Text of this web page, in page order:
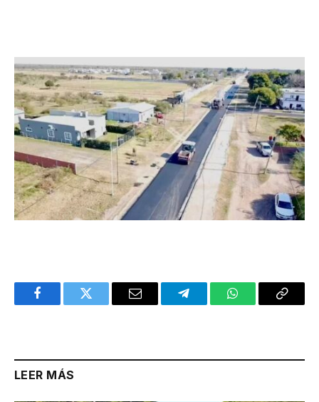
FacebookTwitter Email TelegramWhatsAppCopy
LEER MÁS